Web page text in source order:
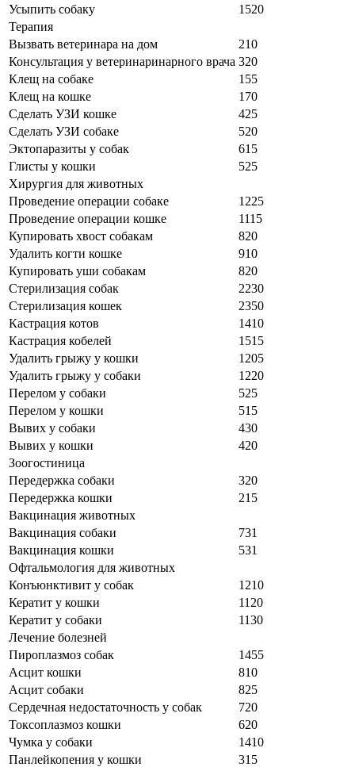
Усыпить собаку
1520
Терапия
Вызвать ветеринара на дом
210
Консультация у ветеринаринарного врача 320
Клещ на собаке
155
Клещ на кошке
170
Сделать УЗИ кошке
425
Сделать УЗИ собаке
520
Эктопаразиты у собак
615
Глисты у кошки
525
Хирургия для животных
Проведение операции собаке
1225
Проведение операции кошке
1115
Купировать хвост собакам
820
Удалить когти кошке
910
Купировать уши собакам
820
Стерилизация собак
2230
Стерилизация кошек
2350
Кастрация котов
1410
Кастрация кобелей
1515
Удалить грыжу у кошки
1205
Удалить грыжу у собаки
1220
Перелом у собаки
525
Перелом у кошки
515
Вывих у собаки
430
Вывих у кошки
420
Зоогостиница
Передержка собаки
320
Передержка кошки
215
Вакцинация животных
Вакцинация собаки
731
Вакцинация кошки
531
Офтальмология для животных
Конъюнктивит у собак
1210
Кератит у кошки
1120
Кератит у собаки
1130
Лечение болезней
Пироплазмоз собак
1455
Асцит кошки
810
Асцит собаки
825
Сердечная недостаточность у собак
720
Токсоплазмоз кошки
620
Чумка у собаки
1410
Панлейкопения у кошки
315